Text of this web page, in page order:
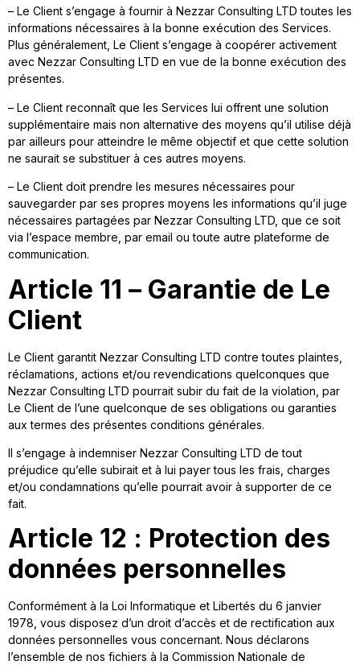
– Le Client s’engage à fournir à Nezzar Consulting LTD toutes les
informations nécessaires à la bonne exécution des Services.
Plus généralement, Le Client s’engage à coopérer activement
avec Nezzar Consulting LTD en vue de la bonne exécution des
présentes.
– Le Client reconnaît que les Services lui offrent une solution
supplémentaire mais non alternative des moyens qu’il utilise déjà
par ailleurs pour atteindre le même objectif et que cette solution
ne saurait se substituer à ces autres moyens.
– Le Client doit prendre les mesures nécessaires pour
sauvegarder par ses propres moyens les informations qu’il juge
nécessaires partagées par Nezzar Consulting LTD, que ce soit
via l’espace membre, par email ou toute autre plateforme de
communication.
Article 11 – Garantie de Le
Client
Le Client garantit Nezzar Consulting LTD contre toutes plaintes,
réclamations, actions et/ou revendications quelconques que
Nezzar Consulting LTD pourrait subir du fait de la violation, par
Le Client de l’une quelconque de ses obligations ou garanties
aux termes des présentes conditions générales.
Il s’engage à indemniser Nezzar Consulting LTD de tout
préjudice qu’elle subirait et à lui payer tous les frais, charges
et/ou condamnations qu’elle pourrait avoir à supporter de ce
fait.
Article 12 : Protection des
données personnelles
Conformément à la Loi Informatique et Libertés du 6 janvier
1978, vous disposez d’un droit d’accès et de rectification aux
données personnelles vous concernant. Nous déclarons
l’ensemble de nos fichiers à la Commission Nationale de